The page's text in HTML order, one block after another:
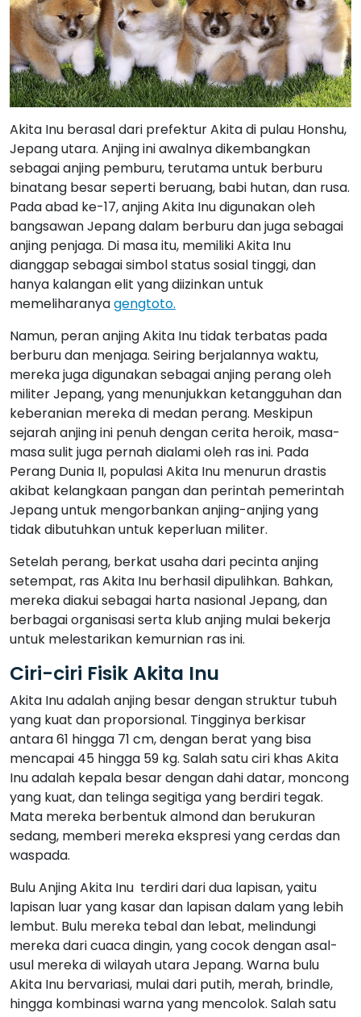
Akita Inu berasal dari prefektur Akita di pulau Honshu,
Jepang utara. Anjing ini awalnya dikembangkan
sebagai anjing pemburu, terutama untuk berburu
binatang besar seperti beruang, babi hutan, dan rusa.
Pada abad ke-17, anjing Akita Inu digunakan oleh
bangsawan Jepang dalam berburu dan juga sebagai
anjing penjaga. Di masa itu, memiliki Akita Inu
dianggap sebagai simbol status sosial tinggi, dan
hanya kalangan elit yang diizinkan untuk
memeliharanyagengtoto.
Namun, peran anjing Akita Inu tidak terbatas pada
berburu dan menjaga. Seiring berjalannya waktu,
mereka juga digunakan sebagai anjing perang oleh
militer Jepang, yang menunjukkan ketangguhan dan
keberanian mereka di medan perang. Meskipun
sejarah anjing ini penuh dengan cerita heroik, masa-
masa sulit juga pernah dialami oleh ras ini. Pada
Perang Dunia II, populasi Akita Inu menurun drastis
akibat kelangkaan pangan dan perintah pemerintah
Jepang untuk mengorbankan anjing-anjing yang
tidak dibutuhkan untuk keperluan militer.
Setelah perang, berkat usaha dari pecinta anjing
setempat, ras Akita Inu berhasil dipulihkan. Bahkan,
mereka diakui sebagai harta nasional Jepang, dan
berbagai organisasi serta klub anjing mulai bekerja
untuk melestarikan kemurnian ras ini.
Ciri-ciri Fisik Akita Inu
Akita Inu adalah anjing besar dengan struktur tubuh
yang kuat dan proporsional. Tingginya berkisar
antara 61 hingga 71 cm, dengan berat yang bisa
mencapai 45 hingga 59 kg. Salah satu ciri khas Akita
Inu adalah kepala besar dengan dahi datar, moncong
yang kuat, dan telinga segitiga yang berdiri tegak.
Mata mereka berbentuk almond dan berukuran
sedang, memberi mereka ekspresi yang cerdas dan
waspada.
Bulu Anjing Akita Inu terdiri dari dua lapisan, yaitu
lapisan luar yang kasar dan lapisan dalam yang lebih
lembut. Bulu mereka tebal dan lebat, melindungi
mereka dari cuaca dingin, yang cocok dengan asal-
usul mereka di wilayah utara Jepang. Warna bulu
Akita Inu bervariasi, mulai dari putih, merah, brindle,
hingga kombinasi warna yang mencolok. Salah satu